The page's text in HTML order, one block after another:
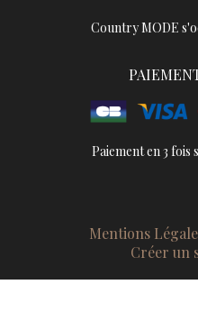
Country MODE
Paiement en 3 fois
Mentions
Créer un